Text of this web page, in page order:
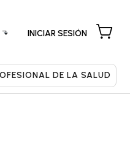
INICIAR SESIÓN